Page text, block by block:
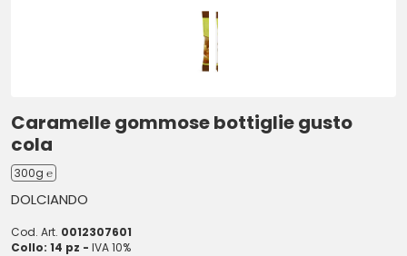
Caramelle gommose bottiglie gusto
cola
300g ℮
DOLCIANDO
Cod. Art. 0012307601
Collo: 14 pz - IVA 10%